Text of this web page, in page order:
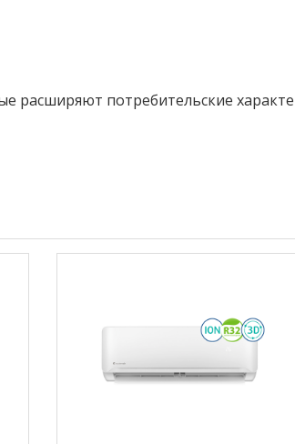
расширяют потребительские